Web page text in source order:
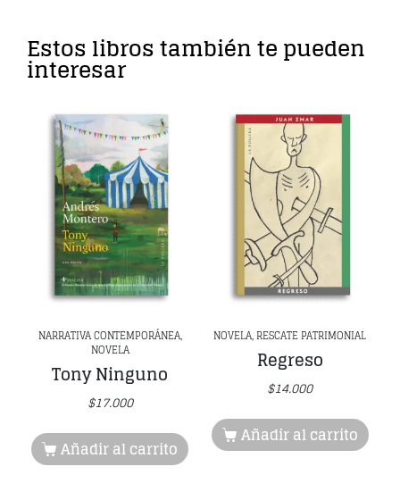
Estos libros también te pueden
interesar
NARRATIVA CONTEMPORÁNEA,
NOVELA
Tony Ninguno
$17.000
Añadir al carrito
NOVELA, RESCATE PATRIMONIAL
Regreso
$14.000
Añadir al carrito